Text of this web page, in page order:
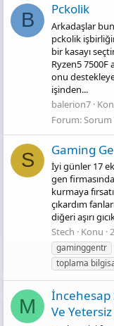
B Pckoli̇k
Arkadaşlar
pckolik
bir kasayı
Ryzen5
onu
işinden...
balerion7
Forum:Sorum
S Gaming
İyi günler 17
gen
kurmaya
çıkardım
diğeri aşırı
Stech
Konu
gaminggentr
toplama
M
İncehesap
Ve